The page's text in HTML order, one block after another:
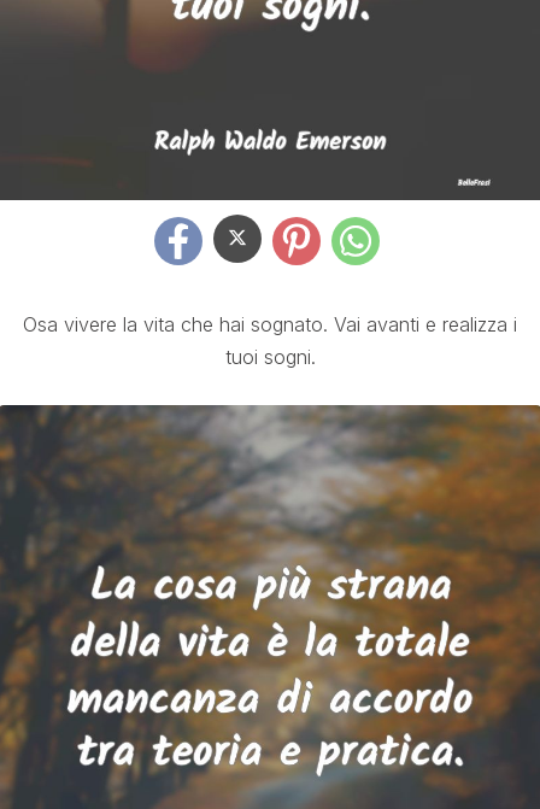
Osa vivere la vita che hai sognato. Vai avanti e realizza i
tuoi sogni.